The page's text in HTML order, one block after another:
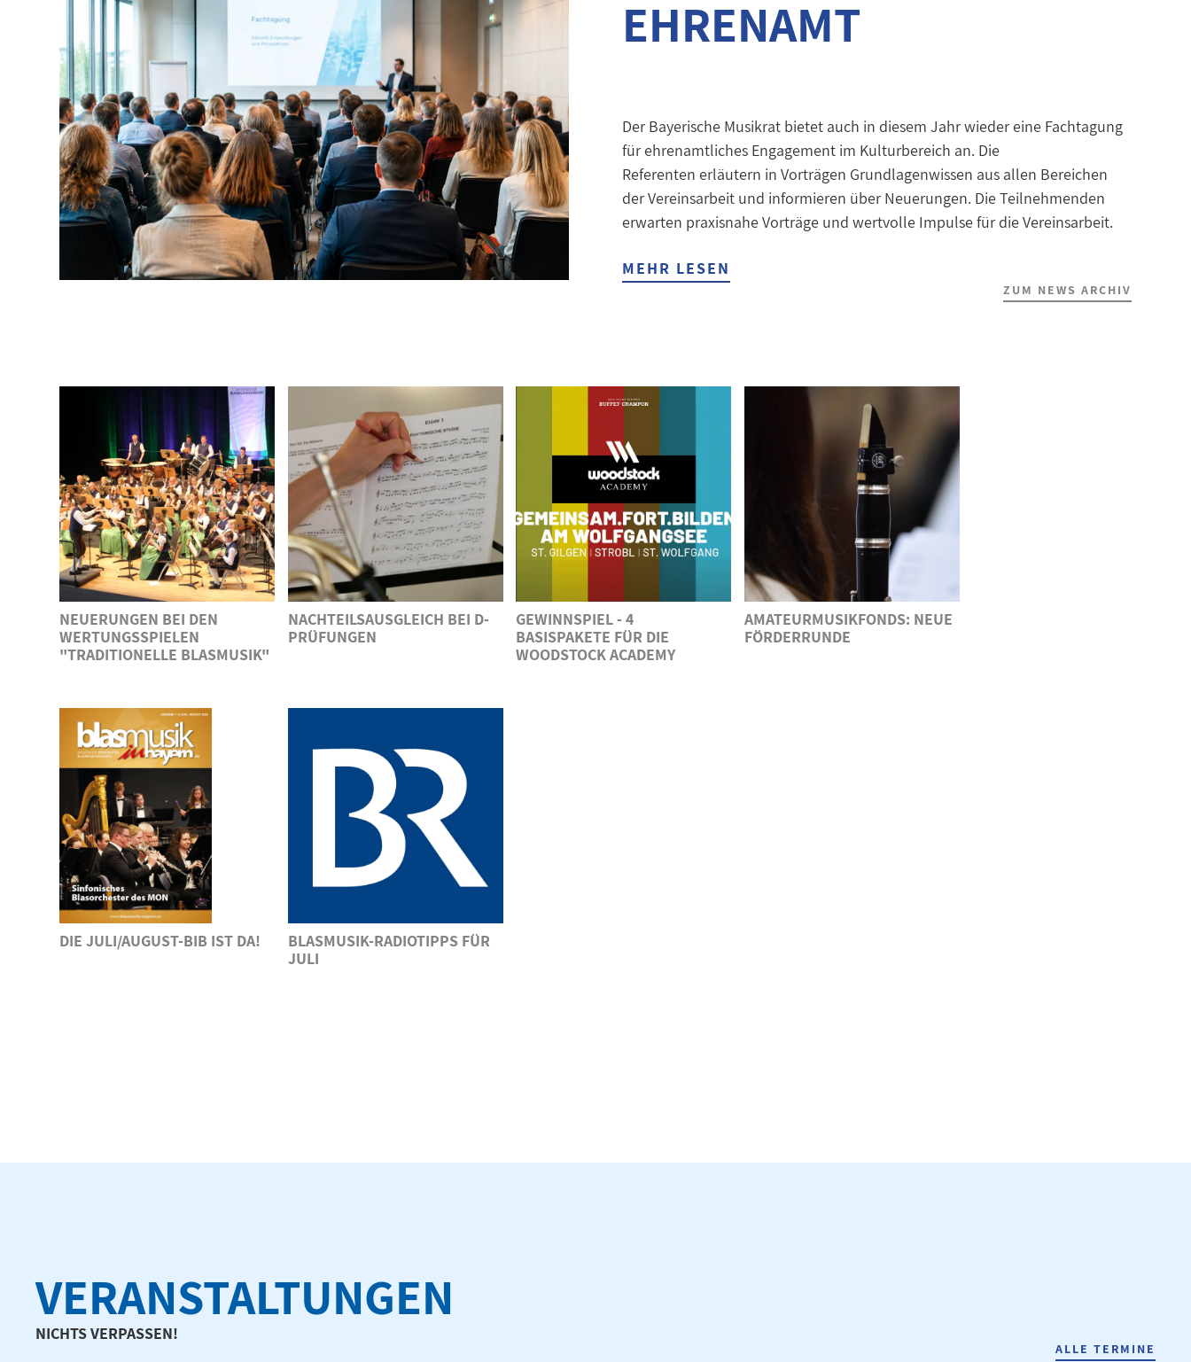
EHRENAMT
Der Bayerische Musikrat bietet auch in diesem Jahr wieder eine Fachtagung
für ehrenamtliches Engagement im Kulturbereich an. Die
Referenten erläutern in Vorträgen Grundlagenwissen aus allen Bereichen
der Vereinsarbeit und informieren über Neuerungen. Die Teilnehmenden
erwarten praxisnahe Vorträge und wertvolle Impulse für die Vereinsarbeit.
MEHR LESEN
ZUM NEWS ARCHIV
NEUERUNGEN BEI DEN
WERTUNGSSPIELEN
"TRADITIONELLE BLASMUSIK"
NACHTEILSAUSGLEICH BEI D-
PRÜFUNGEN
GEWINNSPIEL - 4
BASISPAKETE FÜR DIE
WOODSTOCK ACADEMY
AMATEURMUSIKFONDS: NEUE
FÖRDERRUNDE
DIE JULI/AUGUST-BIB IST DA!
BLASMUSIK-RADIOTIPPS FÜR
JULI
VERANSTALTUNGEN
NICHTS VERPASSEN!
ALLE TERMINE